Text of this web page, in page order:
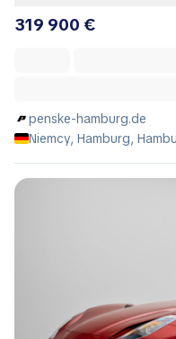
319 900 €
penske-hamburg.de
Niemcy, Hamburg,